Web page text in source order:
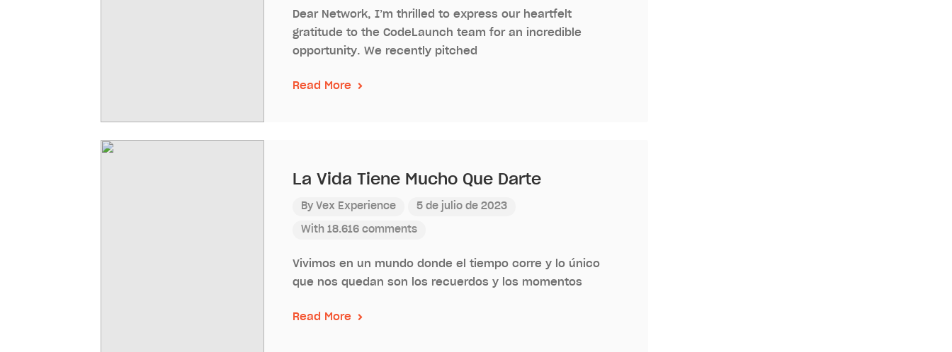
Dear Network, I’m thrilled to express our heartfelt
gratitude to the CodeLaunch team for an incredible
opportunity. We recently pitched
Read More
La Vida Tiene Mucho Que Darte
By Vex Experience 5 de julio de 2023
With 18.616 comments
Vivimos en un mundo donde el tiempo corre y lo único
que nos quedan son los recuerdos y los momentos
Read More